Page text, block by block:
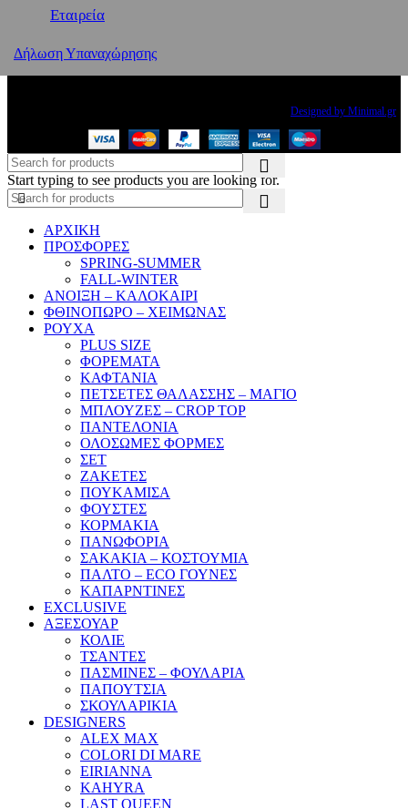
Εταιρεία
Δήλωση Υπαναχώρησης
Designed by Minimal.gr
Start typing to see products you are looking for.
ΑΡΧΙΚΗ
ΠΡΟΣΦΟΡΕΣ
SPRING-SUMMER
FALL-WINTER
ΑΝΟΙΞΗ – ΚΑΛΟΚΑΙΡΙ
ΦΘΙΝΟΠΩΡΟ – ΧΕΙΜΩΝΑΣ
ΡΟΥΧΑ
PLUS SIZE
ΦΟΡΕΜΑΤΑ
ΚΑΦΤΑΝΙΑ
ΠΕΤΣΕΤΕΣ ΘΑΛΑΣΣΗΣ – ΜΑΓΙΟ
ΜΠΛΟΥΖΕΣ – CROP TOP
ΠΑΝΤΕΛΟΝΙΑ
ΟΛΟΣΩΜΕΣ ΦΟΡΜΕΣ
ΣΕΤ
ΖΑΚΕΤΕΣ
ΠΟΥΚΑΜΙΣΑ
ΦΟΥΣΤΕΣ
ΚΟΡΜΑΚΙΑ
ΠΑΝΩΦΟΡΙΑ
ΣΑΚΑΚΙΑ – ΚΟΣΤΟΥΜΙΑ
ΠΑΛΤΟ – ECO ΓΟΥΝΕΣ
ΚΑΠΑΡΝΤΙΝΕΣ
EXCLUSIVE
ΑΞΕΣΟΥΑΡ
ΚΟΛΙΕ
ΤΣΑΝΤΕΣ
ΠΑΣΜΙΝΕΣ – ΦΟΥΛΑΡΙΑ
ΠΑΠΟΥΤΣΙΑ
ΣΚΟΥΛΑΡΙΚΙΑ
DESIGNERS
ALEX MAX
COLORI DI MARE
EIRIANNA
KAHYRA
LAST QUEEN